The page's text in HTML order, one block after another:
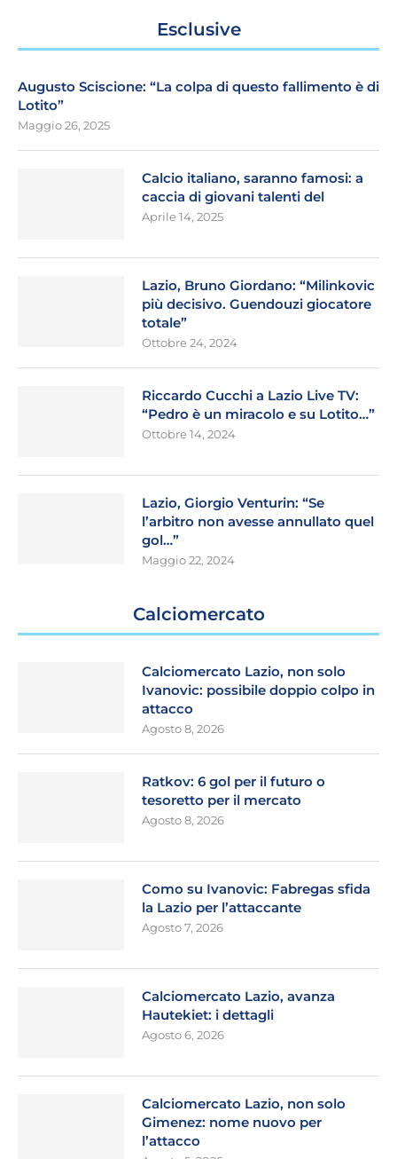
Esclusive
Augusto Sciscione: “La colpa di questo fallimento è di
Lotito”
Maggio 26, 2025
Calcio italiano, saranno famosi: a
caccia di giovani talenti del
Aprile 14, 2025
Lazio, Bruno Giordano: “Milinkovic
più decisivo. Guendouzi giocatore
totale”
Ottobre 24, 2024
Riccardo Cucchi a Lazio Live TV:
“Pedro è un miracolo e su Lotito…”
Ottobre 14, 2024
Lazio, Giorgio Venturin: “Se
l’arbitro non avesse annullato quel
gol…”
Maggio 22, 2024
Calciomercato
Calciomercato Lazio, non solo
Ivanovic: possibile doppio colpo in
attacco
Agosto 8, 2026
Ratkov: 6 gol per il futuro o
tesoretto per il mercato
Agosto 8, 2026
Como su Ivanovic: Fabregas sfida
la Lazio per l’attaccante
Agosto 7, 2026
Calciomercato Lazio, avanza
Hautekiet: i dettagli
Agosto 6, 2026
Calciomercato Lazio, non solo
Gimenez: nome nuovo per
l’attacco